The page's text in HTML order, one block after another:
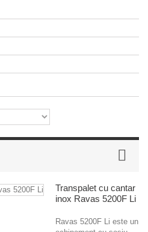
Transpalet cu cantar
inox Ravas 5200F Li
Ravas 5200F Li este un